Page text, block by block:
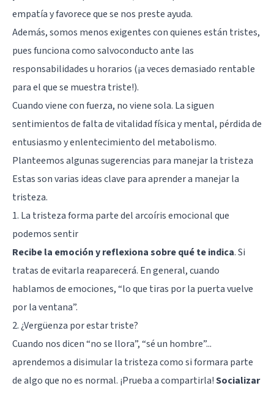
empatía y favorece que se nos preste ayuda.
Además, somos menos exigentes con quienes están tristes,
pues funciona como salvoconducto ante las
responsabilidades u horarios (¡a veces demasiado rentable
para el que se muestra triste!).
Cuando viene con fuerza, no viene sola. La siguen
sentimientos de falta de vitalidad física y mental, pérdida de
entusiasmo y enlentecimiento del metabolismo.
Planteemos algunas sugerencias para manejar la tristeza
Estas son varias ideas clave para aprender a manejar la
tristeza.
1. La tristeza forma parte del arcoíris emocional que
podemos sentir
Recibe la emoción y reflexiona sobre qué te indica. Si
tratas de evitarla reaparecerá. En general, cuando
hablamos de emociones, “lo que tiras por la puerta vuelve
por la ventana”.
2. ¿Vergüenza por estar triste?
Cuando nos dicen “no se llora”, “sé un hombre”...
aprendemos a disimular la tristeza como si formara parte
de algo que no es normal. ¡Prueba a compartirla!Socializar